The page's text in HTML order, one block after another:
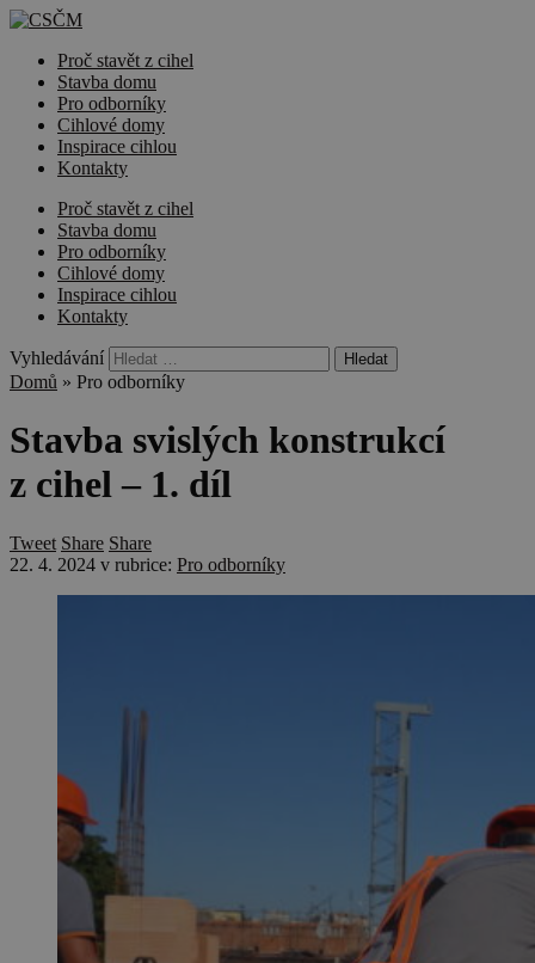
Proč stavět z cihel
Stavba domu
Pro odborníky
Cihlové domy
Inspirace cihlou
Kontakty
Proč stavět z cihel
Stavba domu
Pro odborníky
Cihlové domy
Inspirace cihlou
Kontakty
Vyhledávání
Domů » Pro odborníky
Stavba svislých konstrukcí
z cihel – 1. díl
Tweet Share Share
22. 4. 2024 v rubrice: Pro odborníky